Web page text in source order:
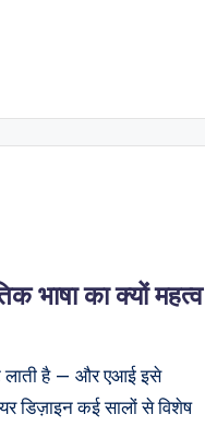
भाषा का क्यों महत्व
लाती है — और एआई इसे
डिज़ाइन कई सालों से विशेष